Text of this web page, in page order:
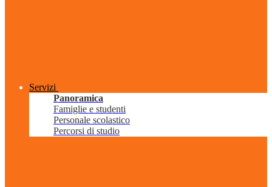
Servizi
Panoramica
Famiglie e studenti
Personale scolastico
Percorsi di studio